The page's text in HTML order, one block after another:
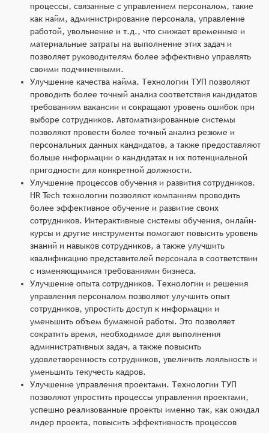
процессы, связанные с управлением персоналом, такие
как найм, администрирование персонала, управление
работой, увольнение и т.д., что снижает временные и
материальные затраты на выполнение этих задач и
позволяет руководителям более эффективно управлять
своими подчиненными.
Улучшение качества найма. Технологии ТУП позволяют
проводить более точный анализ соответствия кандидатов
требованиям вакансии и сокращают уровень ошибок при
выборе сотрудников. Автоматизированные системы
позволяют провести более точный анализ резюме и
персональных данных кандидатов, а также предоставляют
больше информации о кандидатах и их потенциальной
пригодности для конкретной должности.
Улучшение процессов обучения и развития сотрудников.
HR Tech технологии позволяют компаниям проводить
более эффективное обучение и развитие своих
сотрудников. Интерактивные системы обучения, онлайн-
курсы и другие инструменты помогают повысить уровень
знаний и навыков сотрудников, а также улучшить
квалификацию представителей персонала в соответствии
с изменяющимися требованиями бизнеса.
Улучшение опыта сотрудников. Технологии и решения
управления персоналом позволяют улучшить опыт
сотрудников, упростить доступ к информации и
уменьшить объем бумажной работы. Это позволяет
сократить время, необходимое для выполнения
административных задач, а также повысить
удовлетворенность сотрудников, увеличить лояльность и
уменьшить текучесть кадров.
Улучшение управления проектами. Технологии ТУП
позволяют упростить процессы управления проектами,
успешно реализованные проекты именно так, как ожидал
лидер проекта, повысить эффективность процессов